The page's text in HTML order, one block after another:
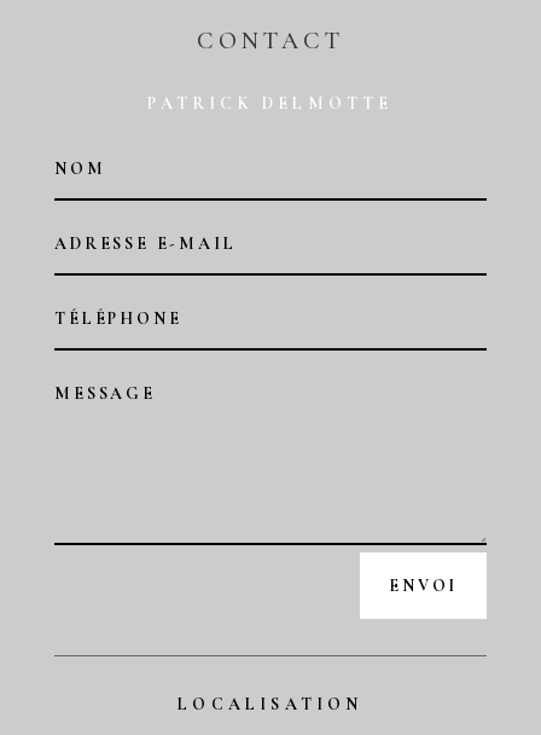
CONTACT
PATRICK DELMOTTE
ENVOI
LOCALISATION